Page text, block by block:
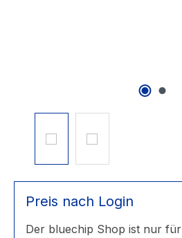
Preis nach Login
Der bluechip Shop ist nur für